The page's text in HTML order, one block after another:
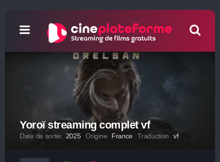
Yoroï streaming complet vf
Date de sortie: 2025 Origine France Traduction vf